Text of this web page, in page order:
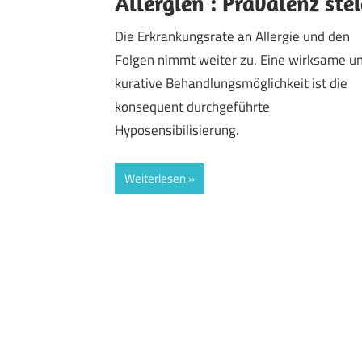
Die Erkrankungsrate an Allergie und den
Folgen nimmt weiter zu. Eine wirksame
kurative Behandlungsmöglichkeit ist die
konsequent durchgeführte
Hyposensibilisierung.
Weiterlesen